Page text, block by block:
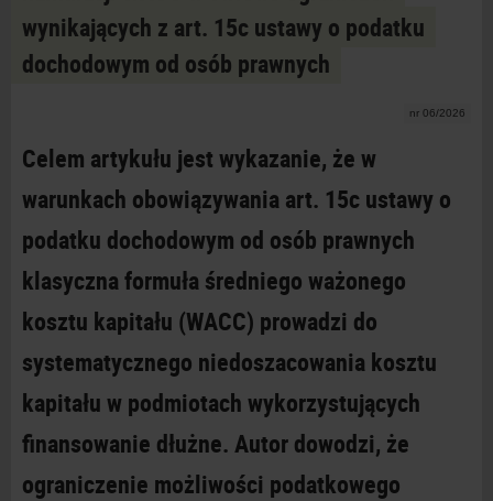
wynikających z art. 15c ustawy o podatku
dochodowym od osób prawnych
nr 06/2026
Celem artykułu jest wykazanie, że w
warunkach obowiązywania art. 15c ustawy o
podatku dochodowym od osób prawnych
klasyczna formuła średniego ważonego
kosztu kapitału (WACC) prowadzi do
systematycznego niedoszacowania kosztu
kapitału w podmiotach wykorzystujących
finansowanie dłużne. Autor dowodzi, że
ograniczenie możliwości podatkowego